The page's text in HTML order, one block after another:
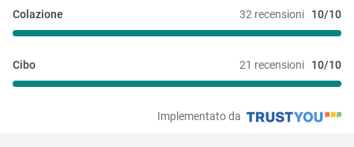
32 recensioni 10/10
Colazione
21 recensioni 10/10
Cibo
Implementato da